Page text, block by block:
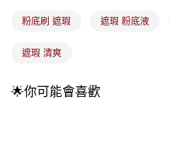
1.分期款項不併入電信帳單，「大哥付
2.透過簡訊連結打開帳單後，可選擇「
【注意事項】
1.本服務係由「台灣大哥大股份有限公
7-11取貨付款
付款後7-11取貨
粉底刷 遮瑕 遮瑕 粉底液
遮瑕 清爽
🌟你可能會喜歡